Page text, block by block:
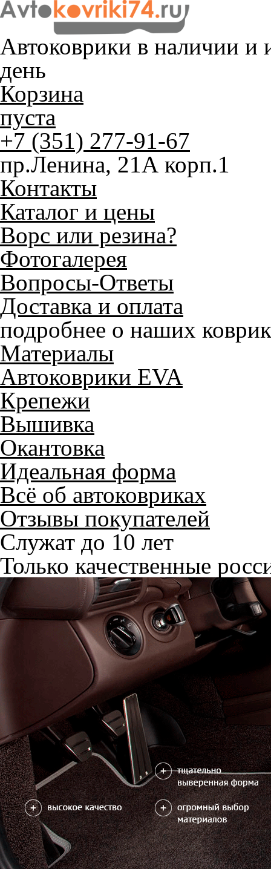
Автоковрики в наличии и
день
Корзина
пуста
+7 (351) 277-91-67
пр.Ленина, 21А корп.1
Контакты
Каталог и цены
Ворс или резина?
Фотогалерея
Вопросы-Ответы
Доставка и оплата
подробнее о наших
Материалы
Автоковрики EVA
Крепежи
Вышивка
Окантовка
Идеальная форма
Всё об автоковриках
Отзывы покупателей
Служат до 10 лет
Только качественные